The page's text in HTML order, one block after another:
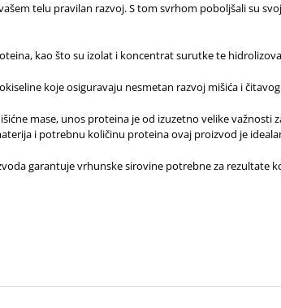
telu pravilan razvoj. S tom svrhom poboljšali su
kao što su izolat i koncentrat surutke te
koje osiguravaju nesmetan razvoj mišića i
mase, unos proteina je od izuzetno velike važnosti
i potrebnu količinu proteina ovaj proizvod je
garantuje vrhunske sirovine potrebne za rezultate